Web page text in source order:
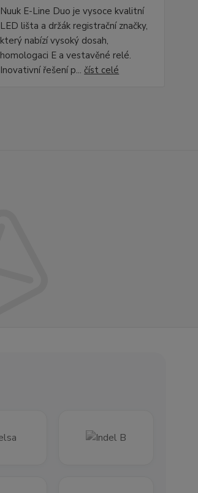
Nuuk E-Line Duo je vysoce kvalitní
LED lišta a držák registrační značky,
který nabízí vysoký dosah,
homologaci E a vestavěné relé.
Inovativní řešení p...číst celé